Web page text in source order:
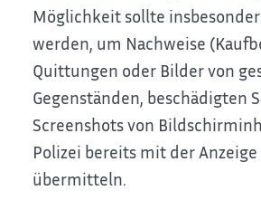
Möglichkeit sollte
werden, um Nachweise
Quittungen oder Bilder von
Gegenständen, beschädigten
Screenshots von
Polizei bereits mit der Anzeige
übermitteln.